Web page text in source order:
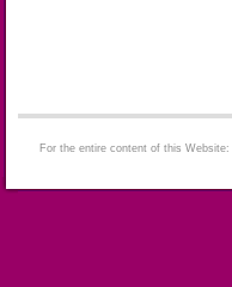
For the entire content of this Website: